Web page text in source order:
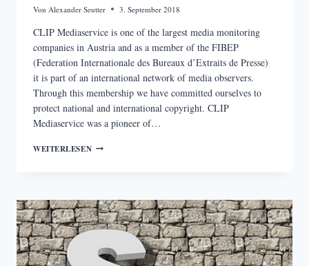
Von Alexander Seutter 3. September 2018
CLIP Mediaservice is one of the largest media monitoring
companies in Austria and as a member of the FIBEP
(Federation Internationale des Bureaux d’Extraits de Presse)
it is part of an international network of media observers.
Through this membership we have committed ourselves to
protect national and international copyright. CLIP
Mediaservice was a pioneer of…
WEITERLESENWHY
HAVE
TO
WORRY
LICENSES